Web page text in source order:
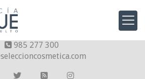
985 277 300
seleccioncosmetica.com